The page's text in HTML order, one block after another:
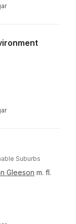
Suburbs
Gleeson m. fl.